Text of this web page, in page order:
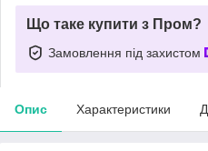
Що таке купити з Пром?
Замовлення під захистом
Опис Характеристики